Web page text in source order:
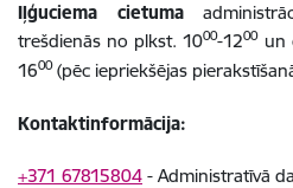
Iļģuciema cietuma
trešdienās no plkst. 1000-1200un
1600(pēc iepriekšējas
Kontaktinformācija:
+371 67815804 - Administratīvā